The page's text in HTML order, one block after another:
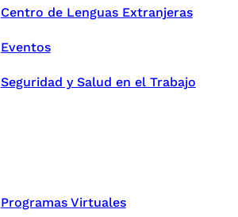
Centro de Lenguas Extranjeras
Eventos
Seguridad y Salud en el Trabajo
Programas Virtuales